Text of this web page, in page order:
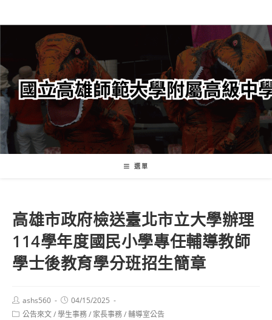
轉
要
內
容
選單
高雄市政府檢送臺北市立大學辦理
114學年度國民小學專任輔導教師
學士後教育學分班招生簡章
Post
author:
ashs560
Post
published:
04/15/2025
Post公告來文/學生事務/ 家長事務/輔導室公告